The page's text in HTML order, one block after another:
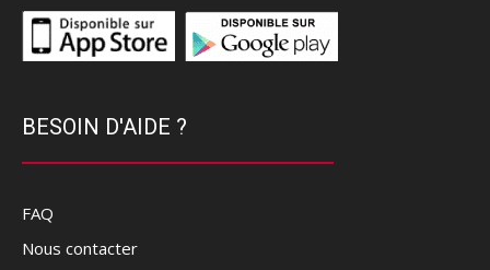
BESOIN D'AIDE ?
FAQ
Nous contacter